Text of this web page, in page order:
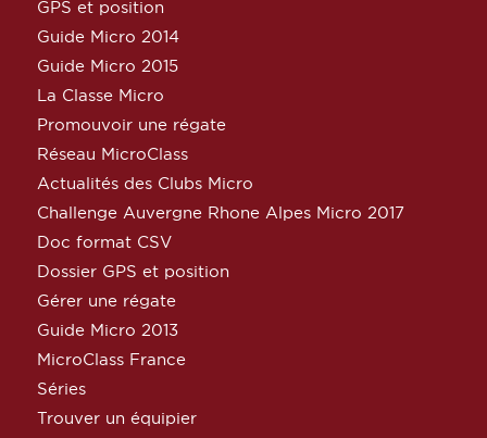
GPS et position
Guide Micro 2014
Guide Micro 2015
La Classe Micro
Promouvoir une régate
Réseau MicroClass
Actualités des Clubs Micro
Challenge Auvergne Rhone Alpes Micro 2017
Doc format CSV
Dossier GPS et position
Gérer une régate
Guide Micro 2013
MicroClass France
Séries
Trouver un équipier